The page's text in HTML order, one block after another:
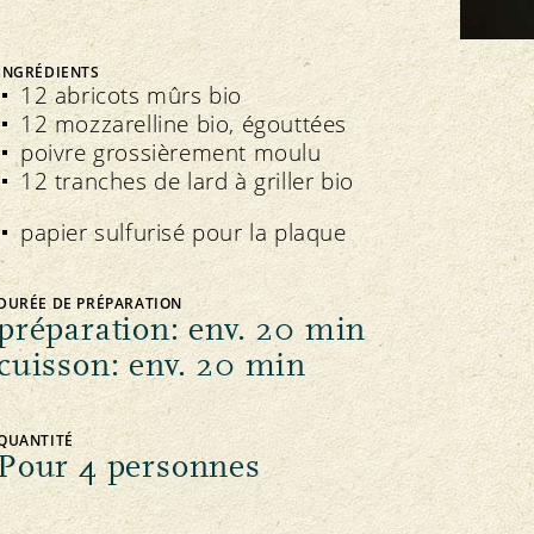
Directives
Contrôle
Importations
Assurance qualité
Assemblée des délégués
interne
Extranet
Cahier des charges
FNRB
Marchés régionaux
Bio-Symposium
Bourgeon
12 abricots mûrs bio
12 mozzarelline bio, égouttées
poivre grossièrement moulu
12 tranches de lard à griller bio
papier sulfurisé pour la plaque
DE PRÉPARATION
env. 20 min
env. 20 min
4 personnes